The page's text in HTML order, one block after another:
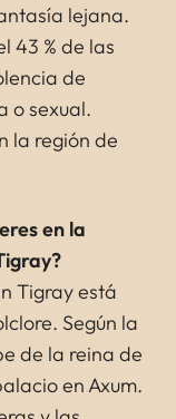
lejana.
43 % de las
de
o sexual.
la región de
en la
Tigray está
Según la
de la reina de
en Axum.